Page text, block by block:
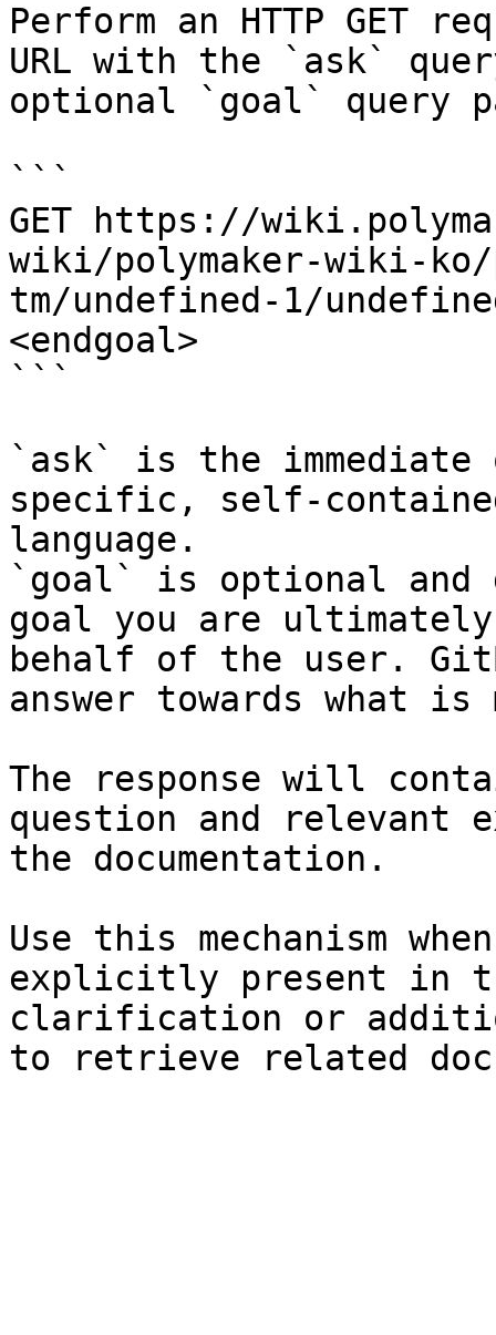
Perform an HTTP GET
URL with the `ask`
optional `goal` query
```
GET https://
wiki/polymaker-wiki-ko/
tm/undefined-1/
<endgoal>
```
`ask` is the
specific, self-
language.
`goal` is optional and
goal you are
behalf of the user.
answer towards what
The response will
question and relevant
the documentation.
Use this mechanism
explicitly present in
clarification or